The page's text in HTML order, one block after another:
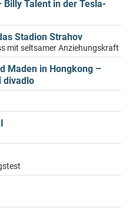
Billy Talent in der Tesla-
Stadion Strahov
mit seltsamer Anziehungskraft
Maden in Hongkong –
divadlo